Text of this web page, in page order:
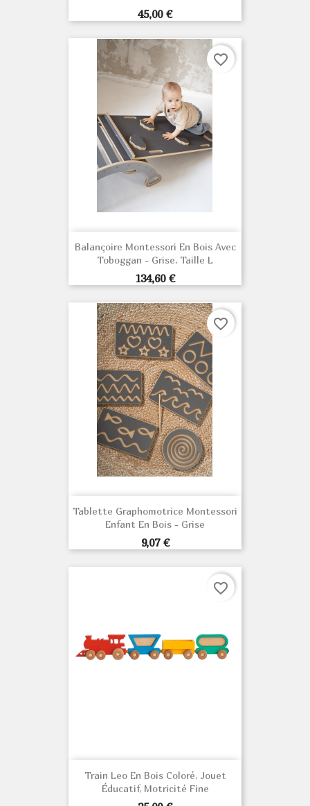
Prix
45,00 €
Balançoire Montessori En Bois Avec
Toboggan - Grise, Taille L
Prix
134,60 €
favorite_border
Tablette Graphomotrice Montessori
Enfant En Bois - Grise
Prix
9,07 €
favorite_border
Train Leo En Bois Coloré, Jouet
Éducatif, Motricité Fine
favorite_border